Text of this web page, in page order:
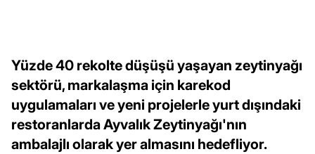
Yüzde 40 rekolte düşüşü yaşayan zeytinyağı
sektörü, markalaşma için karekod
uygulamaları ve yeni projelerle yurt dışındaki
restoranlarda Ayvalık Zeytinyağı'nın
ambalajlı olarak yer almasını hedefliyor.